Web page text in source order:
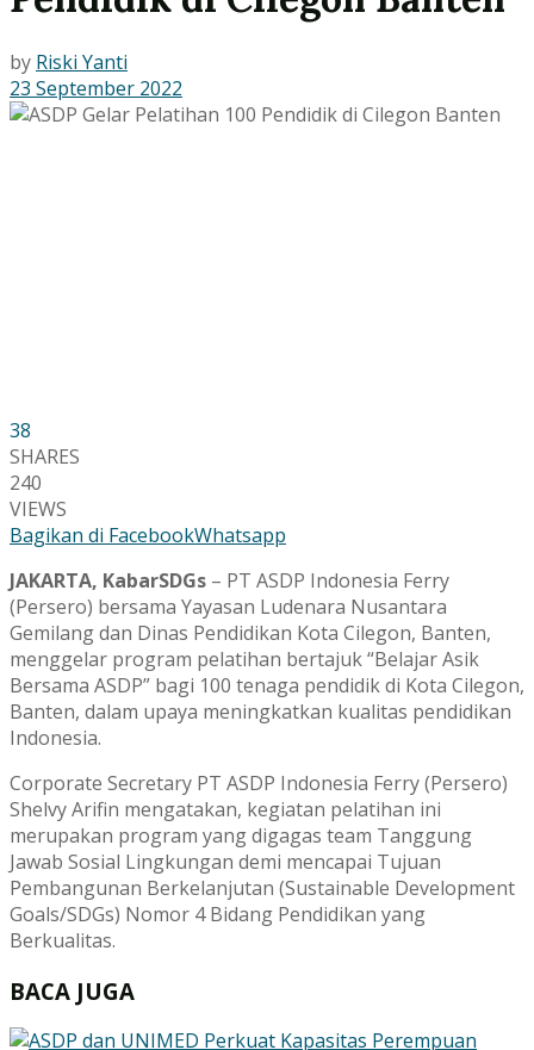
by Riski Yanti
23 September 2022
38
SHARES
240
VIEWS
Bagikan di FacebookWhatsapp
JAKARTA, KabarSDGs – PT ASDP Indonesia Ferry
(Persero) bersama Yayasan Ludenara Nusantara
Gemilang dan Dinas Pendidikan Kota Cilegon, Banten,
menggelar program pelatihan bertajuk “Belajar Asik
Bersama ASDP” bagi 100 tenaga pendidik di Kota Cilegon,
Banten, dalam upaya meningkatkan kualitas pendidikan
Indonesia.
Corporate Secretary PT ASDP Indonesia Ferry (Persero)
Shelvy Arifin mengatakan, kegiatan pelatihan ini
merupakan program yang digagas team Tanggung
Jawab Sosial Lingkungan demi mencapai Tujuan
Pembangunan Berkelanjutan (Sustainable Development
Goals/SDGs) Nomor 4 Bidang Pendidikan yang
Berkualitas.
BACA JUGA